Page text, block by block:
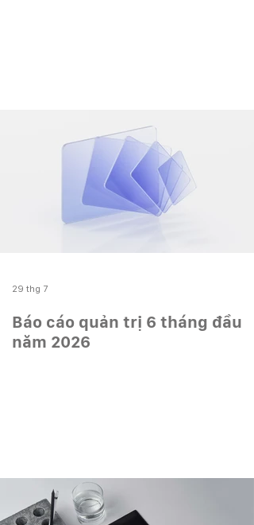
Báo cáo quản trị 6 tháng đầu
năm 2026
29 thg 7